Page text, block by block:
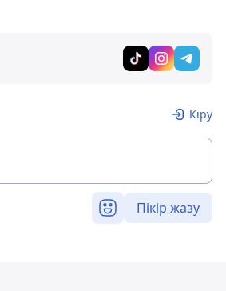
Кіру
Пікір жазу